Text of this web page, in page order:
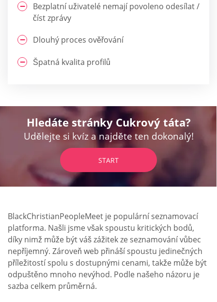
Bezplatní uživatelé nemají povoleno odesílat /
číst zprávy
Dlouhý proces ověřování
Špatná kvalita profilů
Hledáte stránky Cukrový táta?
Udělejte si kvíz a najděte ten dokonalý!
START
BlackChristianPeopleMeet je populární seznamovací
platforma. Našli jsme však spoustu kritických bodů,
díky nimž může být váš zážitek ze seznamování vůbec
nepříjemný. Zároveň web přináší spoustu jedinečných
příležitostí spolu s dostupnými cenami, takže může být
odpuštěno mnoho nevýhod. Podle našeho názoru je
sazba celkem průměrná.